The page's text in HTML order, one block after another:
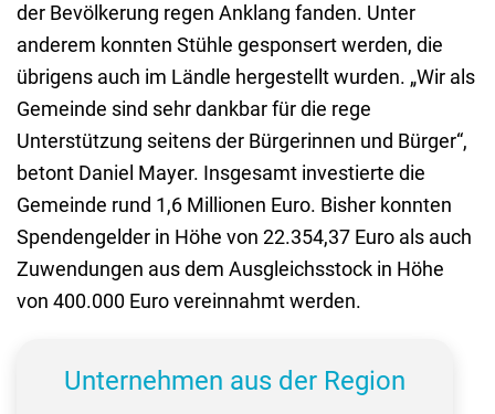
der Bevölkerung regen Anklang fanden. Unter
anderem konnten Stühle gesponsert werden, die
übrigens auch im Ländle hergestellt wurden. „Wir als
Gemeinde sind sehr dankbar für die rege
Unterstützung seitens der Bürgerinnen und Bürger“,
betont Daniel Mayer. Insgesamt investierte die
Gemeinde rund 1,6 Millionen Euro. Bisher konnten
Spendengelder in Höhe von 22.354,37 Euro als auch
Zuwendungen aus dem Ausgleichsstock in Höhe
von 400.000 Euro vereinnahmt werden.
Unternehmen aus der Region